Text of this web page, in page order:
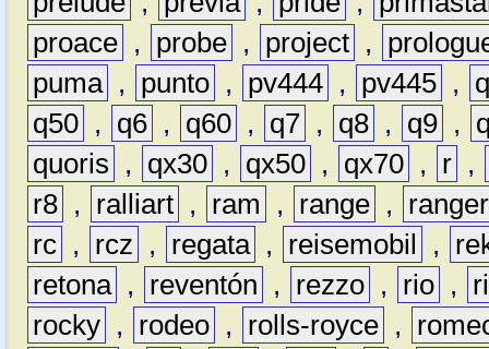
proace , probe , project ,
puma , punto , pv444 , pv445 ,
q50 , q6 , q60 , q7 , q8 , q9 ,
quoris
, qx30 , qx50 , qx70 , r ,
r8 , ralliart , ram , range ,
ranger
rc , rcz , regata , reisemobil ,
retona , reventón , rezzo , rio ,
rocky , rodeo , rolls-royce ,